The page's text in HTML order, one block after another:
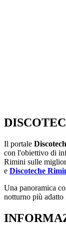
Il portale
con l'obiettivo di
Rimini sulle
e Discoteche
Una panoramica
notturno più adatto